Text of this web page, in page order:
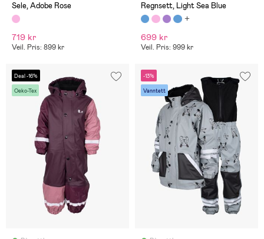
Sele, Adobe Rose
719 kr
Veil. Pris: 899 kr
Regnsett, Light Sea Blue
699 kr
Veil. Pris: 999 kr
Deal -16%
Oeko-Tex
-13%
Vanntett